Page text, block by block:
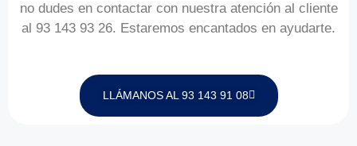
no dudes en contactar con nuestra atención al cliente
al 93 143 93 26. Estaremos encantados en ayudarte.
LLÁMANOS AL 93 143 91 08